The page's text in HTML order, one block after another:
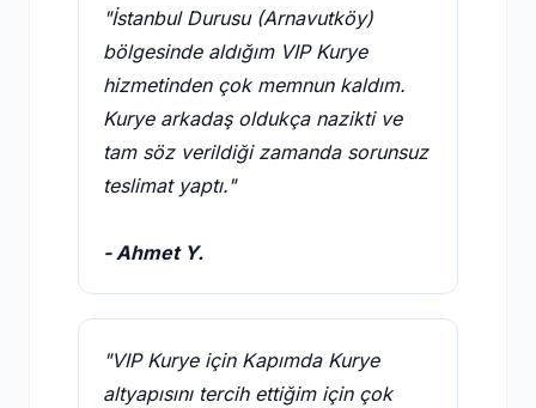
"İstanbul Durusu (Arnavutköy)
bölgesinde aldığım VIP Kurye
hizmetinden çok memnun kaldım.
Kurye arkadaş oldukça nazikti ve
tam söz verildiği zamanda sorunsuz
teslimat yaptı."
- Ahmet Y.
"VIP Kurye için Kapımda Kurye
altyapısını tercih ettiğim için çok